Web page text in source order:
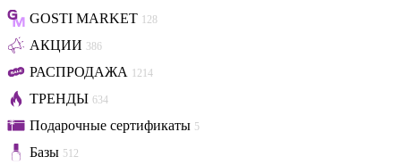
GOSTI MARKET 128
АКЦИИ 386
РАСПРОДАЖА 1214
ТРЕНДЫ 634
Подарочные сертификаты 5
Базы 512